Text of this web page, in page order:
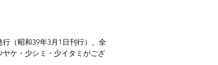
行（昭和39年3月1日刊行）、全
ヤケ・少シミ・少イタミがござ